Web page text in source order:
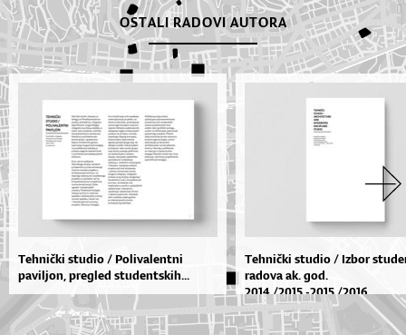
OSTALI RADOVI AUTORA
Tehnički studio / Polivalentni
paviljon, pregled studentskih...
Tehnički studio / Izbor
radova ak. god.
2014./2015.-2015./2016.